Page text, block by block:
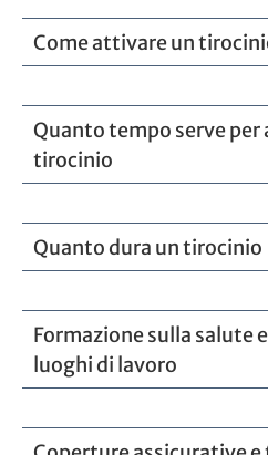
Come attivare un
Quanto tempo serve per
tirocinio
Quanto dura un tirocinio
Formazione sulla salute
luoghi di lavoro